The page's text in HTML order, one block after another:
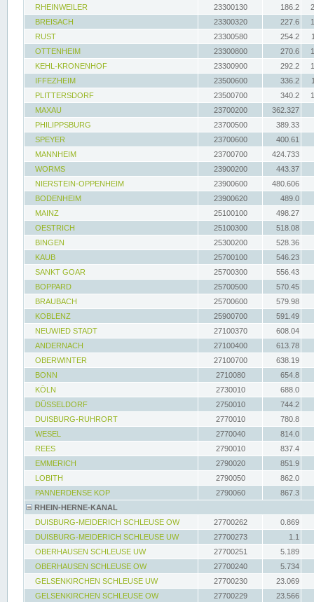
RHEINWEILER
23300130 186.2
BREISACH
23300320 227.6
RUST
23300580 254.2
OTTENHEIM
23300800 270.6
KEHL-KRONENHOF
23300900 292.2
IFFEZHEIM
23500600 336.2
PLITTERSDORF
23500700 340.2
MAXAU
23700200
362.327
PHILIPPSBURG
23700500
389.33
SPEYER
23700600
400.61
MANNHEIM
23700700
424.733
WORMS
23900200
443.37
NIERSTEIN-OPPENHEIM
23900600
480.606
BODENHEIM
23900620
489.0
MAINZ
25100100
498.27
OESTRICH
25100300
518.08
BINGEN
25300200
528.36
KAUB
25700100
546.23
SANKT GOAR
25700300
556.43
BOPPARD
25700500
570.45
BRAUBACH
25700600
579.98
KOBLENZ
25900700
591.49
NEUWIED STADT
27100370
608.04
ANDERNACH
27100400
613.78
OBERWINTER
27100700
638.19
BONN
2710080
654.8
KÖLN
2730010
688.0
DÜSSELDORF
2750010
744.2
DUISBURG-RUHRORT
2770010
780.8
WESEL
2770040
814.0
REES
2790010
837.4
EMMERICH
2790020
851.9
LOBITH
2790050
862.0
PANNERDENSE KOP
2790060
867.3
RHEIN-HERNE-KANAL
DUISBURG-MEIDERICH SCHLEUSE OW
27700262
0.869
DUISBURG-MEIDERICH SCHLEUSE UW
27700273
1.1
OBERHAUSEN SCHLEUSE UW
27700251
5.189
OBERHAUSEN SCHLEUSE OW
27700240
5.734
GELSENKIRCHEN SCHLEUSE UW
27700230
23.069
GELSENKIRCHEN SCHLEUSE OW
27700229
23.566